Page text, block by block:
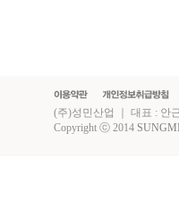
(주)성민산업 ｜ 대표 : 안
Copyright ⓒ 2014